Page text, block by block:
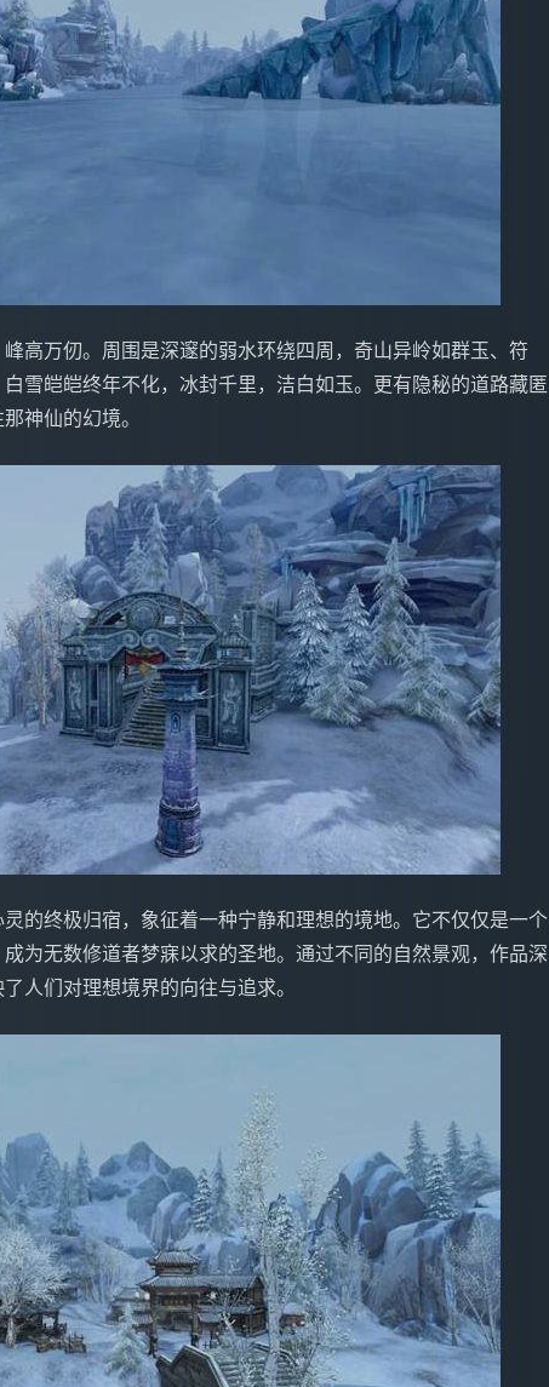
高万仞。周围是深邃的弱水环绕四周，奇山异岭如群玉、符
雪皑皑终年不化，冰封千里，洁白如玉。更有隐秘的道路藏匿
神仙的幻境。
的终极归宿，象征着一种宁静和理想的境地。它不仅仅是一个
为无数修道者梦寐以求的圣地。通过不同的自然景观，作品深
人们对理想境界的向往与追求。